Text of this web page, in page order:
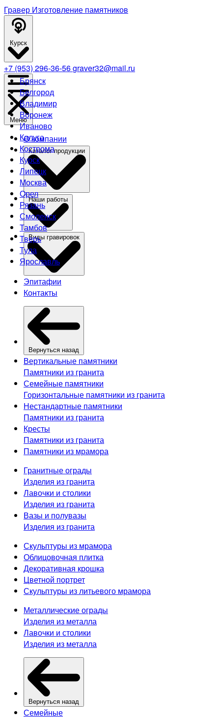
Гравер Изготовление памятников
Курск
Брянск
Белгород
Владимир
Воронеж
Иваново
Калуга
Кострома
Курск
Липецк
Москва
Орел
Рязань
Смоленск
Тамбов
Тверь
Тула
Ярославль
+7 (953) 296-36-56graver32@mail.ru
Меню
О компании
Эпитафии
Контакты
Вернуться назад
Вертикальные памятники
Памятники из гранита
Семейные памятники
Горизонтальные памятники из гранита
Нестандартные памятники
Памятники из гранита
Кресты
Памятники из гранита
Памятники из мрамора
Гранитные ограды
Изделия из гранита
Лавочки и столики
Изделия из гранита
Вазы и полувазы
Изделия из гранита
Скульптуры из мрамора
Облицовочная плитка
Декоративная крошка
Цветной портрет
Скульптуры из литьевого мрамора
Металлические ограды
Изделия из металла
Лавочки и столики
Изделия из металла
Вернуться назад
Семейные